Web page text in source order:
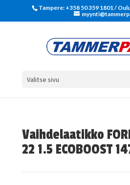
Tampere: +358 50 359 1801‬ /
Valitse sivu
Vaihdelaatikko
22 1.5 ECOBOOST